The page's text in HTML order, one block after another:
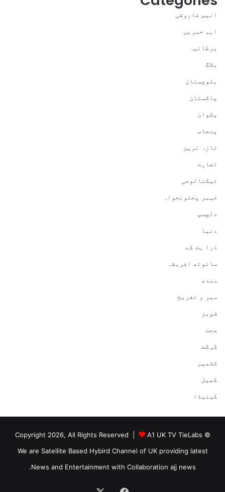
انیس فاروقی
اہم خبریں
برطانیہ
بلاگ
بلوچستان
پاکستان
پکوان
پنجاب
تازہ ترین
تجارت
ٹیکنالوجی
خیبر پختونخواہ
دلچسپ
دنیا
ذرا ہٹ کے
سائوتھ افریقہ
سندھ
سیر و تفریح
شوبز
صحت
کرکٹ
کشمیر
کھیل
کینیڈا
© Copyright 2026, All Rights Reserved |
A1 UK TV TieLabs
We are Satellite Based Hybird Channel of UK providing latest
News and Entertainment with Collaboration ajj news.